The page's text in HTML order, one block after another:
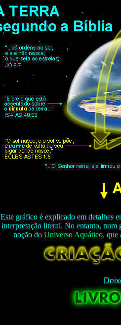
Este gráfico é explicado em detalhes
interpretação literal. No entanto, num
noção do Universo Aquático, que